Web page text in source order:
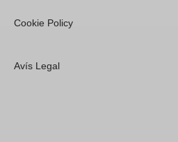
Cookie Policy
Avís Legal